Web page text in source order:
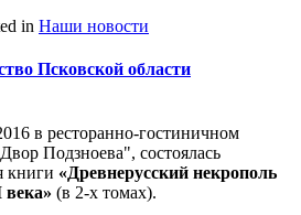
in Наши новости
Псковской области
в ресторанно-гостиничном
Подзноева", состоялась
книги «Древнерусский некрополь
(в 2-х томах).